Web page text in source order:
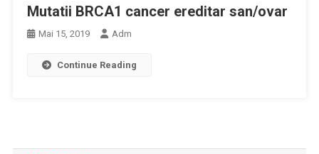
Mutatii BRCA1 cancer ereditar san/ovar
Mai 15, 2019 Adm
Continue Reading